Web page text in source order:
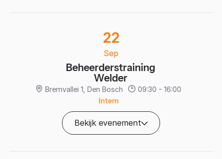
22
Sep
Beheerderstraining
Welder
Bremvallei 1, Den Bosch 09:30 - 16:00
Intern
Bekijk evenement